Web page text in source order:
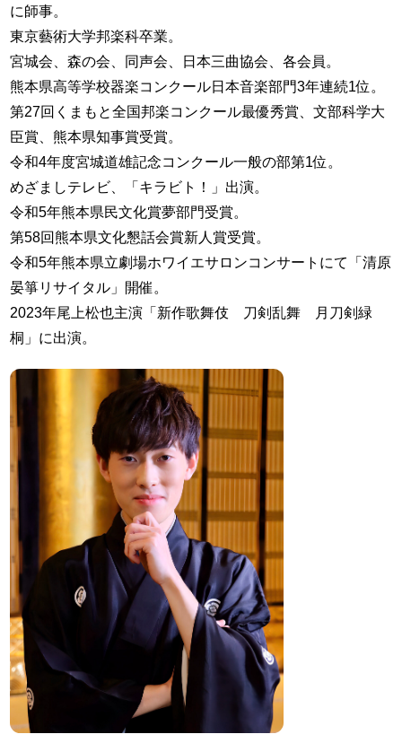
に師事。
東京藝術大学邦楽科卒業。
宮城会、森の会、同声会、日本三曲協会、各会員。
熊本県高等学校器楽コンクール日本音楽部門3年連続1位。
第27回くまもと全国邦楽コンクール最優秀賞、文部科学大
臣賞、熊本県知事賞受賞。
令和4年度宮城道雄記念コンクール一般の部第1位。
めざましテレビ、「キラビト！」出演。
令和5年熊本県民文化賞夢部門受賞。
第58回熊本県文化懇話会賞新人賞受賞。
令和5年熊本県立劇場ホワイエサロンコンサートにて「清原
晏箏リサイタル」開催。
2023年尾上松也主演「新作歌舞伎 刀剣乱舞 月刀剣緑
桐」に出演。